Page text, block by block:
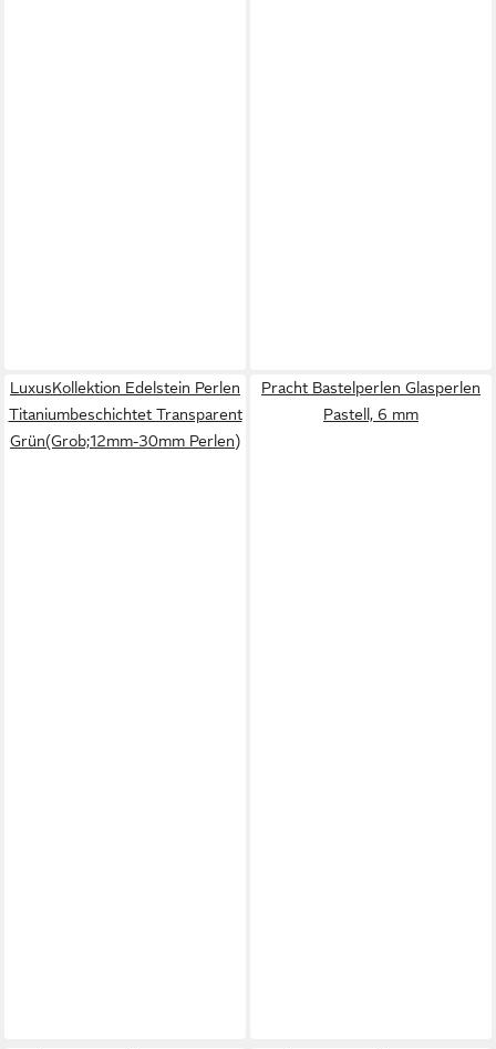
LuxusKollektion Edelstein Perlen
Titaniumbeschichtet Transparent
Grün(Grob;12mm-30mm Perlen)
Pracht Bastelperlen Glasperlen
Pastell, 6 mm